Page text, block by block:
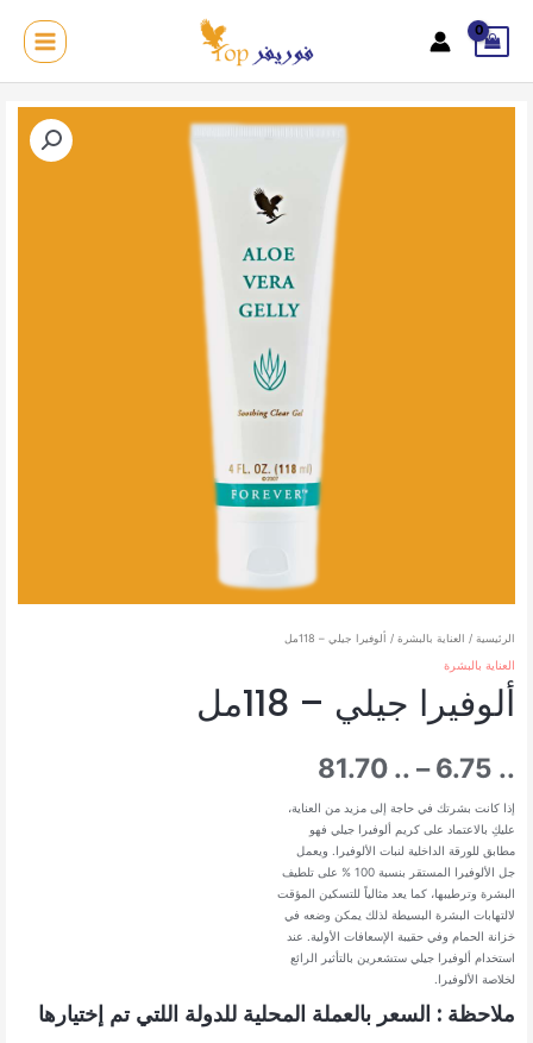
المحتوى
MAIN
MENU
الرئيسية / العناية بالبشرة / ألوفيرا جيلي – 118مل
العناية بالبشرة
ألوفيرا جيلي – 118مل
6.75 ..
–
81.70 ..
السعر:
من
خلال
⁦81.70 ..⁩
إذا كانت بشرتك في حاجة إلى مزيد من العناية،
عليكِ بالاعتماد على كريم ألوفيرا جيلي فهو
مطابق للورقة الداخلية لنبات الألوفيرا. ويعمل
جل الألوفيرا المستقر بنسبة 100 % على تلطيف
البشرة وترطيبها، كما يعد مثالياً للتسكين المؤقت
لالتهابات البشرة البسيطة لذلك يمكن وضعه في
خزانة الحمام وفي حقيبة الإسعافات الأولية. عند
استخدام ألوفيرا جيلي ستشعرين بالتأثير الرائع
لخلاصة الألوفيرا.
ملاحظة : السعر بالعملة المحلية للدولة اللتي تم إختيارها